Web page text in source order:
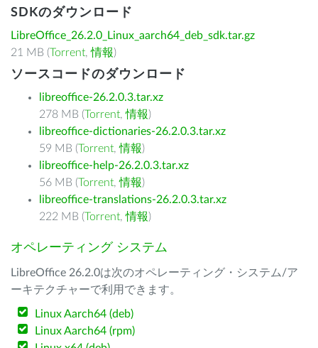
SDKのダウンロード
LibreOffice_26.2.0_Linux_aarch64_deb_sdk.tar.gz
21 MB (Torrent,情報)
ソースコードのダウンロード
libreoffice-26.2.0.3.tar.xz
278 MB (Torrent,情報)
libreoffice-dictionaries-26.2.0.3.tar.xz
59 MB (Torrent,情報)
libreoffice-help-26.2.0.3.tar.xz
56 MB (Torrent,情報)
libreoffice-translations-26.2.0.3.tar.xz
222 MB (Torrent,情報)
オペレーティング システム
LibreOffice 26.2.0は次のオペレーティング・システム/ア
ーキテクチャーで利用できます。
Linux Aarch64 (deb)
Linux Aarch64 (rpm)